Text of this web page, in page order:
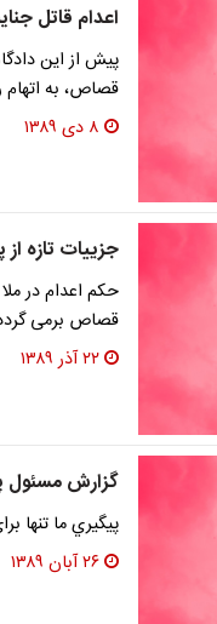
اعدام قاتل
قصاص، به اتهام
۸ دی ۱۳۸۹
جزییات تازه
حکم اعدام در
قصاص برمی
۲۲ آذر ۱۳۸۹
گزارش مسئول
پيگيري ما تنها
۲۶ آبان ۱۳۸۹